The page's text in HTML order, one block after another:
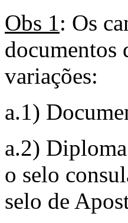
Obs 1: Os
documentos
variações:
a.1)
a.2)
o selo
selo de